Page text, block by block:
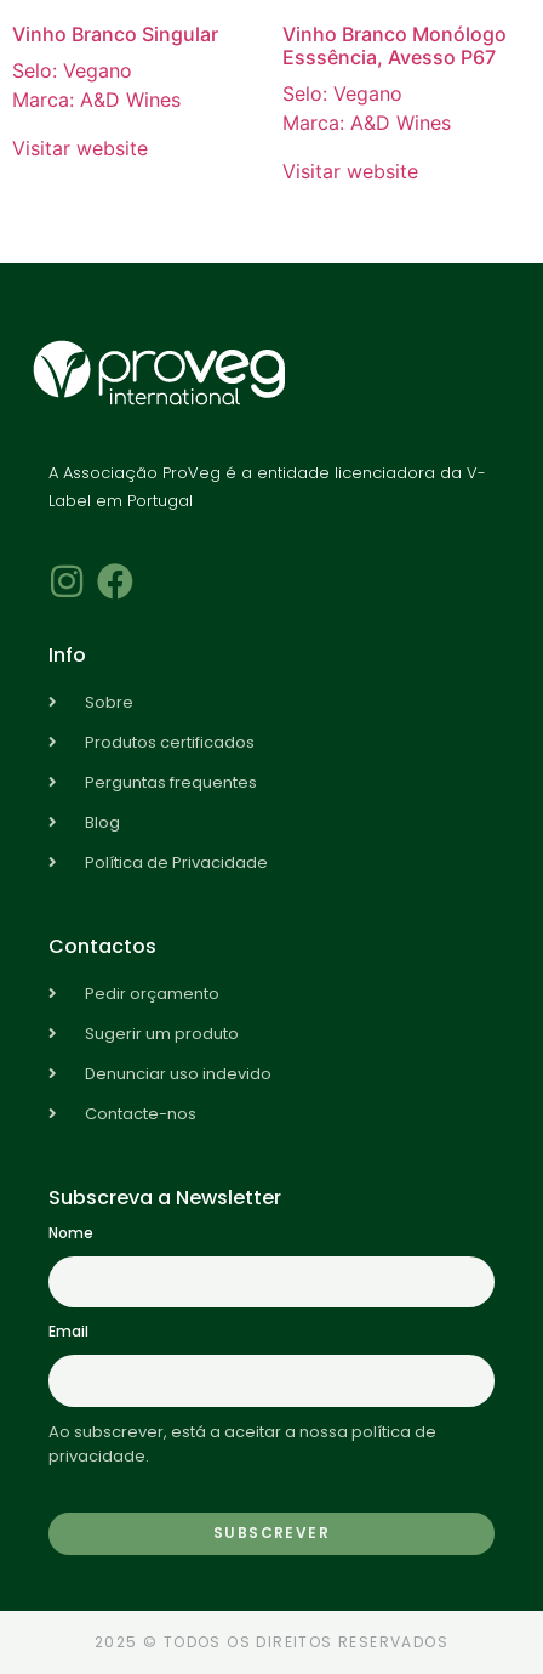
Vinho Branco Singular
Selo: Vegano
Marca: A&D Wines
Visitar website
Vinho Branco Monólogo
Esssência, Avesso P67
Selo: Vegano
Marca: A&D Wines
Visitar website
A Associação ProVeg é a entidade licenciadora da V-
Label em Portugal
Info
Sobre
Produtos certificados
Perguntas frequentes
Blog
Política de Privacidade
Contactos
Pedir orçamento
Sugerir um produto
Denunciar uso indevido
Contacte-nos
Subscreva a Newsletter
Nome
Email
Ao subscrever, está a aceitar a nossa política de
privacidade.
2025 © TODOS OS DIREITOS RESERVADOS